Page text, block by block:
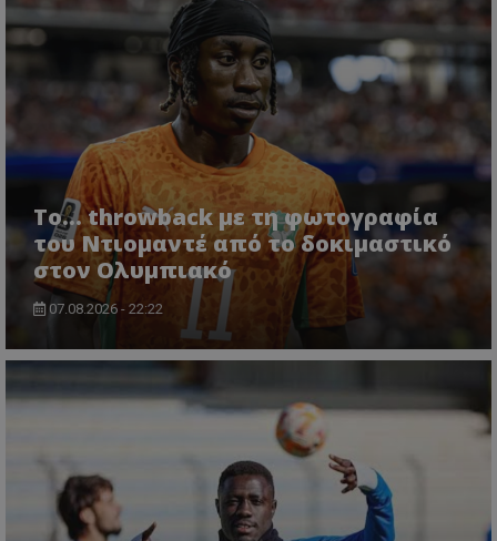
Το... throwback με τη φωτογραφία
του Ντιομαντέ από το δοκιμαστικό
στον Ολυμπιακό
07.08.2026 - 22:22